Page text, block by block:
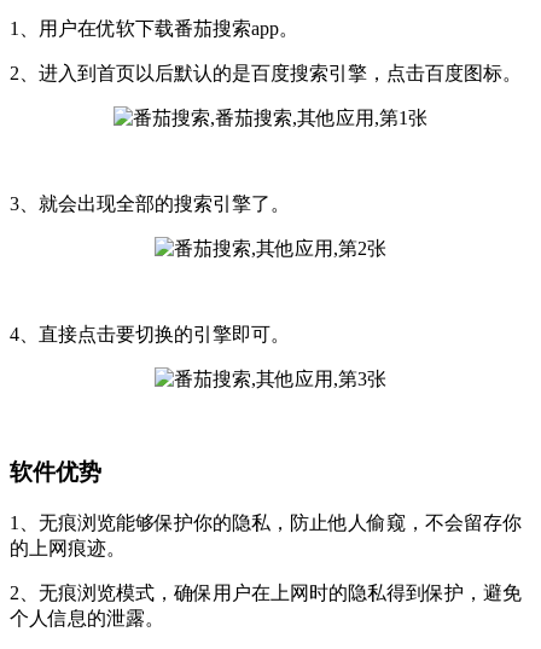
1、用户在优软下载番茄搜索app。
2、进入到首页以后默认的是百度搜索引擎，点击百度图标。
3、就会出现全部的搜索引擎了。
4、直接点击要切换的引擎即可。
软件优势
1、无痕浏览能够保护你的隐私，防止他人偷窥，不会留存你
的上网痕迹。
2、无痕浏览模式，确保用户在上网时的隐私得到保护，避免
个人信息的泄露。